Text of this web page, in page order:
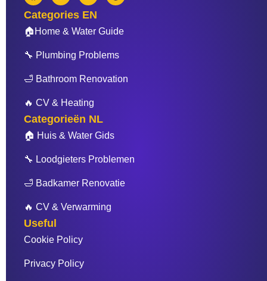
e
b
o
k
t
e
u
t
u
b
e
r
s
Categories EN
🏠Home & Water Guide
🔧 Plumbing Problems
🛁 Bathroom Renovation
🔥 CV & Heating
Categorieën NL
🏠 Huis & Water Gids
🔧 Loodgieters Problemen
🛁 Badkamer Renovatie
🔥 CV & Verwarming
Useful
Cookie Policy
Privacy Policy